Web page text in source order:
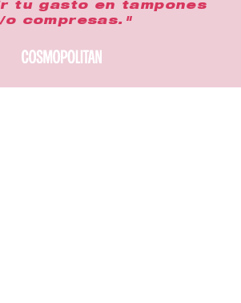
tu gasto en tampones
o compresas."